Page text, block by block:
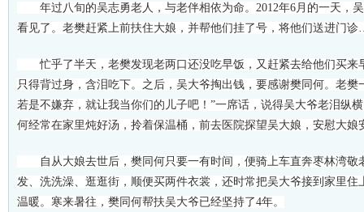
年过八旬的吴志勇老人，与老伴相依为命。2012年6月的一天，
看见了。老樊赶紧上前扶住大娘，并帮他们挂了号，将他们送进门
忙乎了半天，老樊发现老两口还没吃早饭，又赶紧去给他们买来
只得背过身，含泪吃下。之后，吴大爷掏出钱，要感谢樊同何。老
若是不嫌弃，就让我当你们的儿子吧！”一席话，说得吴大爷老泪纵
何经常在家里炖好汤，拎着保温桶，前去医院探望吴大娘，安慰大
自从大娘去世后，樊同何只要一有时间，便骑上车直奔枣林湾敬
发、洗洗澡、逛逛街，顺便买两件衣裳，还时常把吴大爷接到家里
温暖。寒来暑往，樊同何帮扶吴大爷已经坚持了4年。